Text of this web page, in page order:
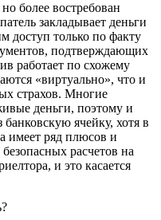
более востребован
закладывает деньги
доступ только по факту
подтверждающих
работает по схожему
«виртуально», что и
страхов. Многие
деньги, поэтому и
ячейку, хотя в
имеет ряд плюсов и
расчетов на
и это касается